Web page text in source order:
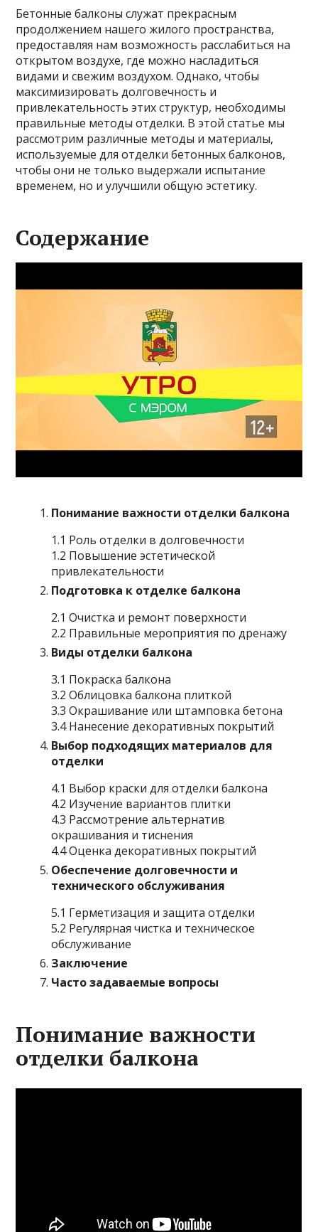
Бетонные балконы служат прекрасным
продолжением нашего жилого пространства,
предоставляя нам возможность расслабиться на
открытом воздухе, где можно насладиться
видами и свежим воздухом. Однако, чтобы
максимизировать долговечность и
привлекательность этих структур, необходимы
правильные методы отделки. В этой статье мы
рассмотрим различные методы и материалы,
используемые для отделки бетонных балконов,
чтобы они не только выдержали испытание
временем, но и улучшили общую эстетику.
Содержание
Понимание важности отделки балкона
1.1 Роль отделки в долговечности
1.2 Повышение эстетической
привлекательности
Подготовка к отделке балкона
2.1 Очистка и ремонт поверхности
2.2 Правильные мероприятия по дренажу
Виды отделки балкона
3.1 Покраска балкона
3.2 Облицовка балкона плиткой
3.3 Окрашивание или штамповка бетона
3.4 Нанесение декоративных покрытий
Выбор подходящих материалов для
отделки
4.1 Выбор краски для отделки балкона
4.2 Изучение вариантов плитки
4.3 Рассмотрение альтернатив
окрашивания и тиснения
4.4 Оценка декоративных покрытий
Обеспечение долговечности и
технического обслуживания
5.1 Герметизация и защита отделки
5.2 Регулярная чистка и техническое
обслуживание
Заключение
Часто задаваемые вопросы
Понимание важности
отделки балкона